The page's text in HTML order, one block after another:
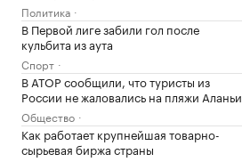
Политика
В Первой лиге забили гол после
кульбита из аута
Спорт
В АТОР сообщили, что туристы из
России не жаловались на пляжи Аланьи
Общество
Как работает крупнейшая товарно-
сырьевая биржа страны